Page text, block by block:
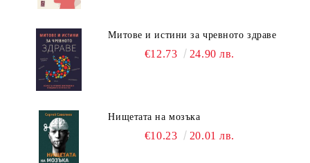
Митове и истини за чревното здраве
€12.73 24.90 лв.
Нищетата на мозъка
€10.23 20.01 лв.